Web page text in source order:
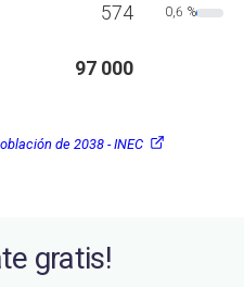
574 0,6 %
97 000
de 2038 - INEC
gratis!